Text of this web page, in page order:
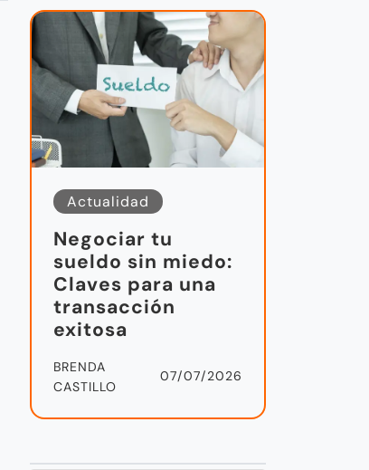
Actualidad
Negociar tu
sueldo sin miedo:
Claves para una
transacción
exitosa
BRENDA
CASTILLO
07/07/2026